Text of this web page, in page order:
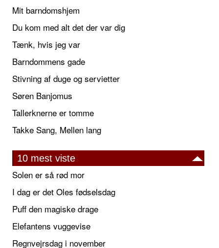
Mit barndomshjem
Du kom med alt det der var dig
Tænk, hvis jeg var
Barndommens gade
Stivning af duge og servietter
Søren Banjomus
Tallerknerne er tomme
Takke Sang, Mellen lang
10 mest viste
Solen er så rød mor
I dag er det Oles fødselsdag
Puff den magiske drage
Elefantens vuggevise
Regnvejrsdag i november